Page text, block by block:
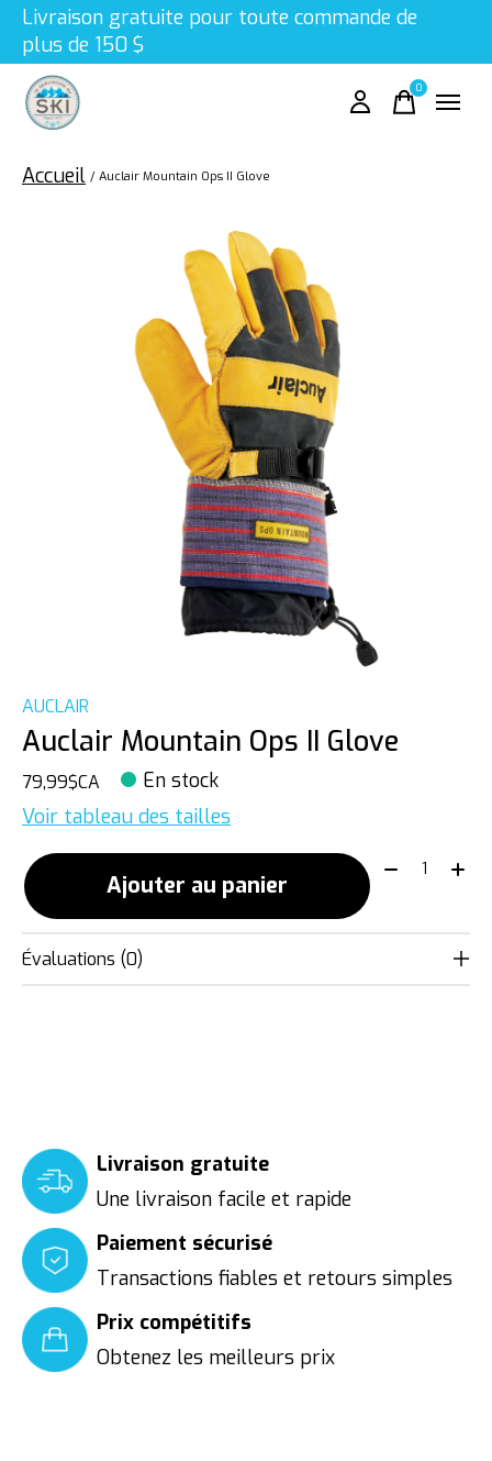
Livraison gratuite pour toute commande de
plus de 150 $
0items
Accueil / Auclair Mountain Ops II Glove
AUCLAIR
Auclair Mountain Ops II Glove
79,99$CA En stock
Voir tableau des tailles
Ajouter au panier
Quantité:
Évaluations (0)
Livraison gratuite
Une livraison facile et rapide
Paiement sécurisé
Transactions fiables et retours simples
Prix compétitifs
Obtenez les meilleurs prix